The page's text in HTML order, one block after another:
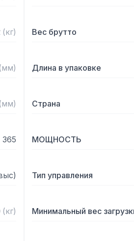
– Привязка весовых
– Питание от сети через
килограммы,
– Подключение к ПК
– Температурный режим:
(кг) Вес брутто
мм) Длина в упаковке
мм) Страна
365 МОЩНОСТЬ
Тип управления
(кг) Минимальный вес